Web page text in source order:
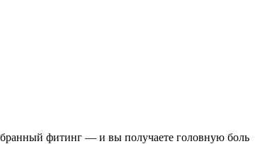
фитинг — и вы получаете головную боль